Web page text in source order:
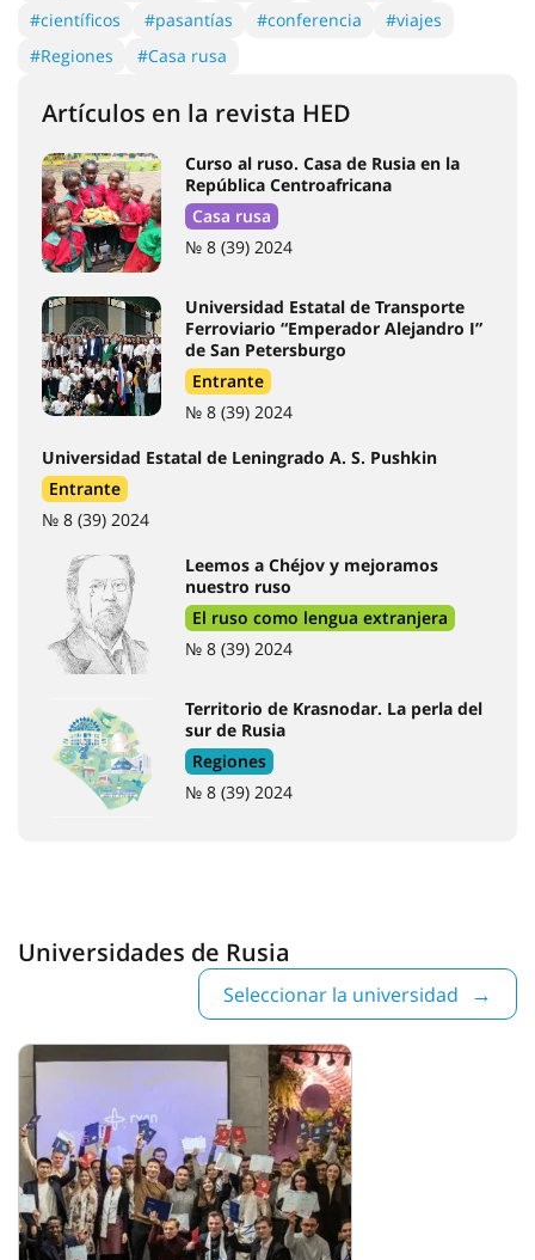
Etiquetas
#clasificaciones
#física #química
#compatriotas
#becas #TRKI
#cursos
#reglas de admisión
#concursos
#régimen migratorio
#carrera
#Regiones
#Casa rusa
Artículos en la revista HED
República Centroafricana
Universidad Estatal de Transporte
Ferroviario “Emperador Alejandro I”
de San Petersburgo
Entrante
Universidad Estatal de Leningrado A. S. Pushkin
Entrante
№ 8 (39) 2024
Territorio de Krasnodar. La perla del
sur de Rusia
№ 8 (39) 2024
Universidades de Rusia